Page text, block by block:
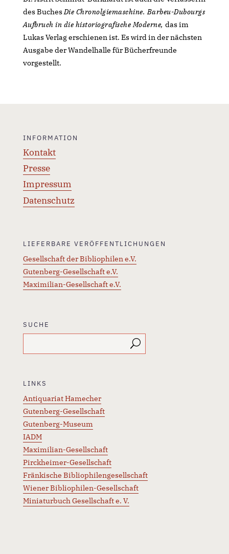
des Buches Die Chronolgiemaschine. Barbeu-Dubourgs
Aufbruch in die historiografische Moderne,das im
Lukas Verlag erschienen ist. Es wird in der nächsten
Ausgabe der Wandelhalle für Bücherfreunde
vorgestellt.
INFORMATION
Kontakt
Presse
Impressum
Datenschutz
LIEFERBARE VERÖFFENTLICHUNGEN
Gesellschaft der Bibliophilen e.V.
Gutenberg-Gesellschaft e.V.
Maximilian-Gesellschaft e.V.
SUCHE
LINKS
Antiquariat Hamecher
Gutenberg-Gesellschaft
Gutenberg-Museum
IADM
Maximilian-Gesellschaft
Pirckheimer-Gesellschaft
Fränkische Bibliophilengesellschaft
Wiener Bibliophilen-Gesellschaft
Miniaturbuch Gesellschaft e. V.